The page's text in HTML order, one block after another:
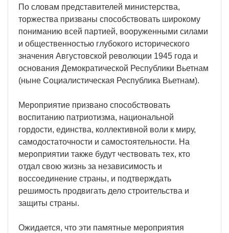
По словам представителей министерства,
торжества призваны способствовать широкому
пониманию всей партией, вооруженными силами
и общественностью глубокого исторического
значения Августовской революции 1945 года и
основания Демократической Республики Вьетнам
(ныне Социалистическая Республика Вьетнам).
Мероприятие призвано способствовать
воспитанию патриотизма, национальной
гордости, единства, коллективной воли к миру,
самодостаточности и самостоятельности. На
мероприятии также будут чествовать тех, кто
отдал свою жизнь за независимость и
воссоединение страны, и подтверждать
решимость продвигать дело строительства и
защиты страны.
Ожидается, что эти памятные мероприятия